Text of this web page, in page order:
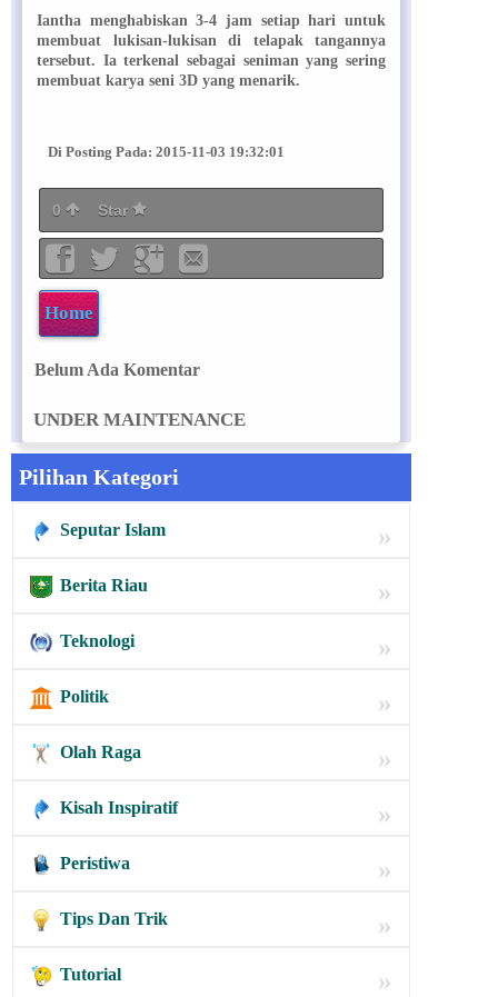
Iantha menghabiskan 3-4 jam setiap hari untuk
membuat lukisan-lukisan di telapak tangannya
tersebut. Ia terkenal sebagai seniman yang sering
membuat karya seni 3D yang menarik.
Di Posting Pada: 2015-11-03 19:32:01
0 Star
Home
Belum Ada Komentar
UNDER MAINTENANCE
Pilihan Kategori
Seputar Islam »
Berita Riau »
Teknologi »
Politik »
Olah Raga »
Kisah Inspiratif »
Peristiwa »
Tips Dan Trik »
Tutorial »